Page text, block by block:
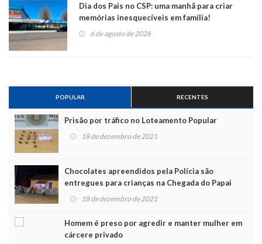
Dia dos Pais no CSP: uma manhã para criar
memórias inesquecíveis em família!
6 de agosto de 2026
POPULAR RECENTES
Prisão por tráfico no Loteamento Popular
18 de dezembro de 2021
Chocolates apreendidos pela Polícia são
entregues para crianças na Chegada do Papai
Noel 18 de dezembro de 2021
Homem é preso por agredir e manter mulher em
cárcere privado